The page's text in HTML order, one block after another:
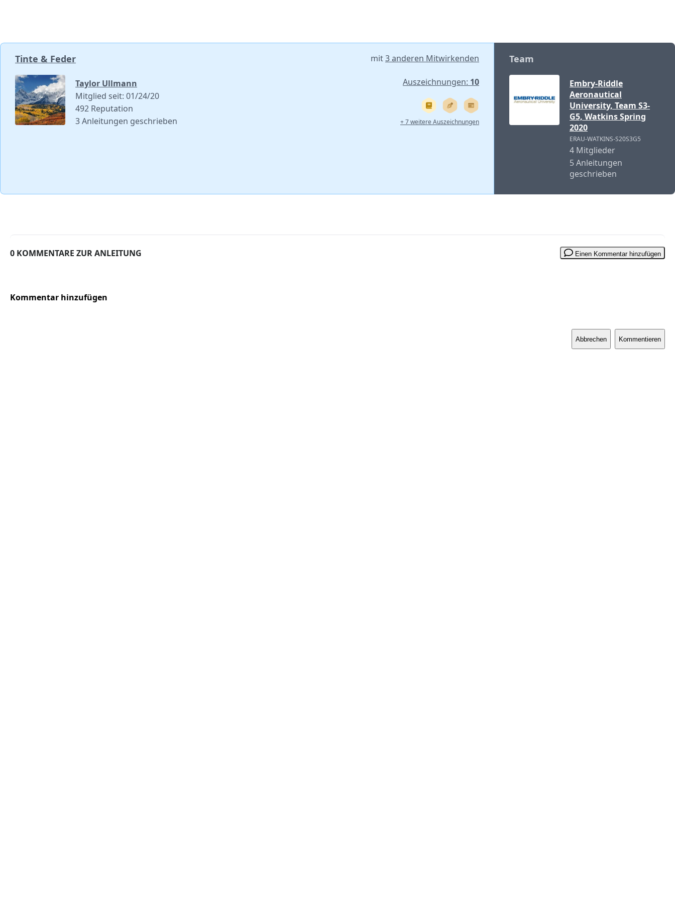
Tinte & Feder mit3 anderen Mitwirkenden
Taylor Ullmann
Mitglied seit: 01/24/20
492 Reputation
3 Anleitungen geschrieben
Auszeichnungen: 10
+ 7 weitere Auszeichnungen
Team
Embry-Riddle
Aeronautical
University, Team S3-
G5, Watkins Spring
2020
ERAU-WATKINS-S20S3G5
4 Mitglieder
5 Anleitungen
geschrieben
0 KOMMENTARE ZUR ANLEITUNG Einen Kommentar hinzufügen
Kommentar hinzufügen
Abbrechen Kommentieren